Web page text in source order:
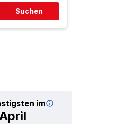
Suchen
im
April